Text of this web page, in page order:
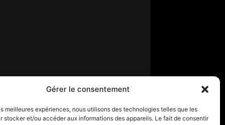
Gérer le consentement
meilleures expériences, nous utilisons des technologies telles que les
stocker et/ou accéder aux informations des appareils. Le fait de consentir